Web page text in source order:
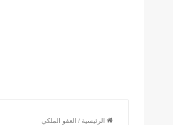
الرئيسية / العفو الملكي